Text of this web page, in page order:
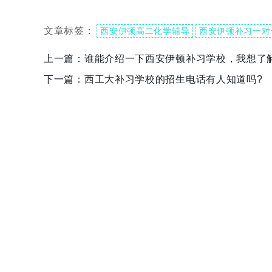
文章标签： 西安伊顿高二化学辅导 西安伊顿补习一对
上一篇： 谁能介绍一下西安伊顿补习学校，我想了
下一篇： 西工大补习学校的招生电话有人知道吗?